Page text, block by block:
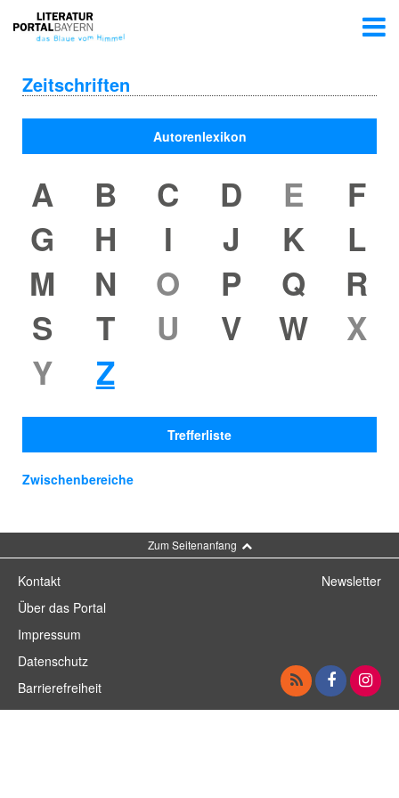
Zeitschriften
Autorenlexikon
A B C D E
F
G
H I J K
L
M
N O P Q
R
S
T U V W
X
Y
Z
Trefferliste
Zwischenbereiche
Zum Seitenanfang
Kontakt
Über das Portal
Impressum
Datenschutz
Barrierefreiheit
Newsletter